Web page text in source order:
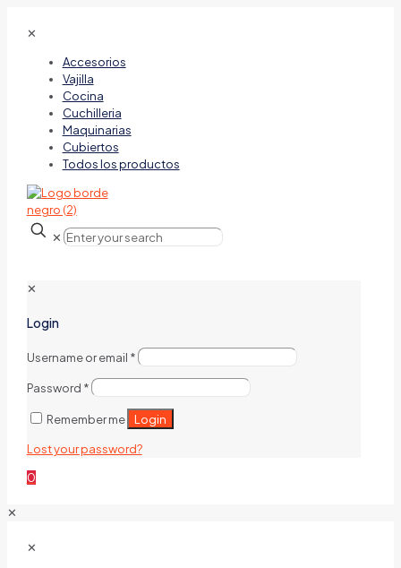
✕
Accesorios
Vajilla
Cocina
Cuchilleria
Maquinarias
Cubiertos
Todos los productos
✕
✕
Login
Username or email *
Password *
Remember me Login
Lost your password?
0
✕
✕